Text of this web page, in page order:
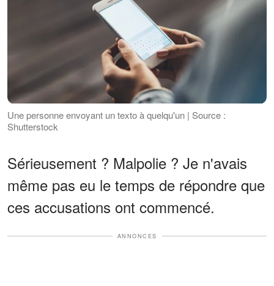
Une personne envoyant un texto à quelqu'un | Source :
Shutterstock
Sérieusement ? Malpolie ? Je n'avais
même pas eu le temps de répondre que
ces accusations ont commencé.
ANNONCES